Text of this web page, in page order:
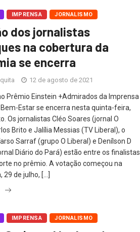
IMPRENSA JORNALISMO
dos jornalistas
na cobertura da
se encerra
12 de agosto de 2021
Prêmio Einstein +Admirados da Imprensa
Estar se encerra nesta quinta-feira,
Os jornalistas Cléo Soares (jornal O
Brito e Jalília Messias (TV Liberal), o
Sarraf (grupo O Liberal) e Denílson D
Diário do Pará) estão entre os finalistas
no prêmio. A votação começou na
de julho, […]
IMPRENSA JORNALISMO